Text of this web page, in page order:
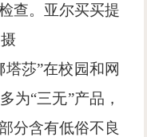
查。亚尔买买提
塔莎”在校园和网
为“三无”产品，
分含有低俗不良